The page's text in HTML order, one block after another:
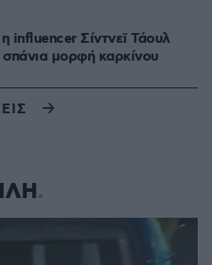
influencer Σίντνεϊ Τάουλ
μορφή καρκίνου